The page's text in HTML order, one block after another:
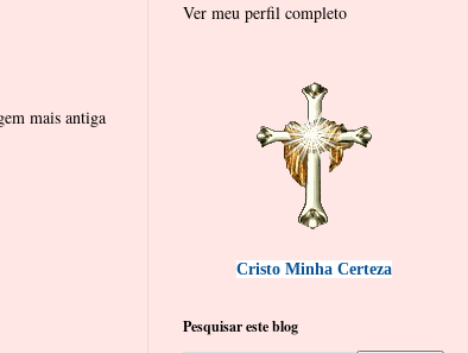
mais antiga
Ver meu perfil completo
Cristo Minha Certeza
Pesquisar este blog